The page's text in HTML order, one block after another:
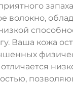
запаха
волокно,
Ваша кожа